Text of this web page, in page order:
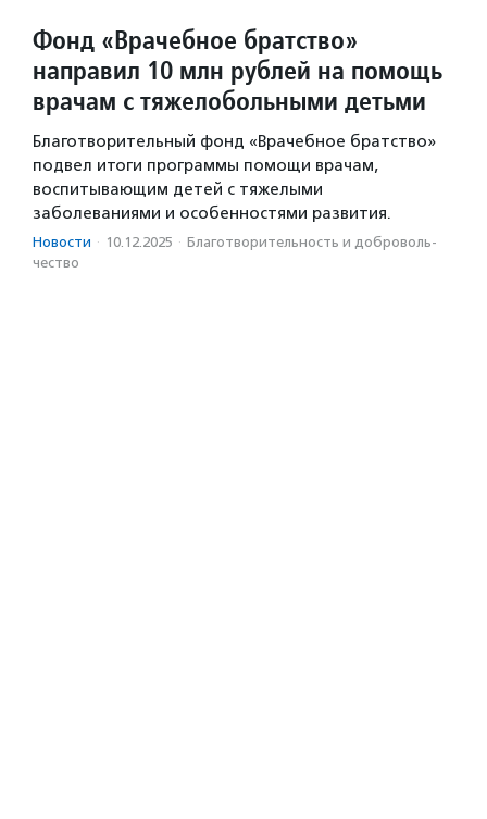
Фонд «Врачебное братство»
направил 10 млн рублей на помощь
врачам с тяжелобольными детьми
Благотворительный фонд «Врачебное братство»
подвел итоги программы помощи врачам,
воспитывающим детей с тяжелыми
заболеваниями и особенностями развития.
Новости · 10.12.2025 · Благотвори­тель­ность и доброволь­
чест­во